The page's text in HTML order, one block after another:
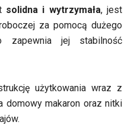
solidna i wytrzymała, jest
za pomocą dużego
zapewnia jej stabilność
użytkowania wraz z
domowy makaron oraz nitki